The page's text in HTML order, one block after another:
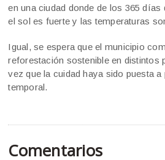
en una ciudad donde de los 365 días
el sol es fuerte y las temperaturas
Igual, se espera que el municipio
reforestación sostenible en distintos
vez que la cuidad haya sido puesta a
temporal.
Comentarios